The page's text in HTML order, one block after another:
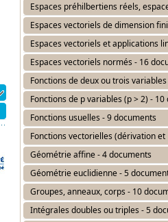
Espaces préhilbertiens réels,
Espaces vectoriels de dimension
Espaces vectoriels et applications
Espaces vectoriels normés - 16
Fonctions de deux ou trois
Fonctions de p variables (p > 2) -
Fonctions usuelles - 9 documents
Fonctions vectorielles (dérivation
Géométrie affine - 4 documents
Géométrie euclidienne - 5
Groupes, anneaux, corps - 10
Intégrales doubles ou triples - 5